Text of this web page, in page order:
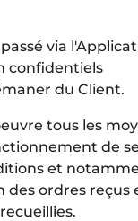
via
confidentiels
du Client.
tous les
de
et
des ordres reçus